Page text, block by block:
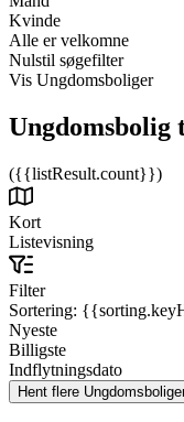
Kvinde
Alle er velkomne
Nulstil søgefilter
Vis Ungdomsboliger
Ungdomsbolig
({{listResult.count}})
Kort
Listevisning
Filter
Sortering:
Nyeste
Billigste
Indflytningsdato